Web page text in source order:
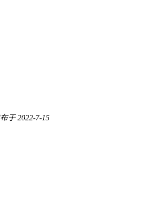
于 2022-7-15